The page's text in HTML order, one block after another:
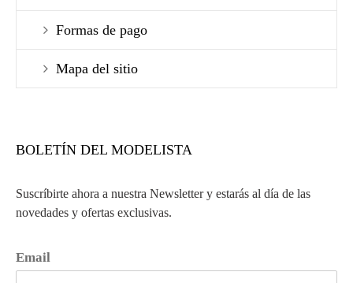
Formas de pago
Mapa del sitio
BOLETÍN DEL MODELISTA
Suscríbirte ahora a nuestra Newsletter y estarás al día de las
novedades y ofertas exclusivas.
Email